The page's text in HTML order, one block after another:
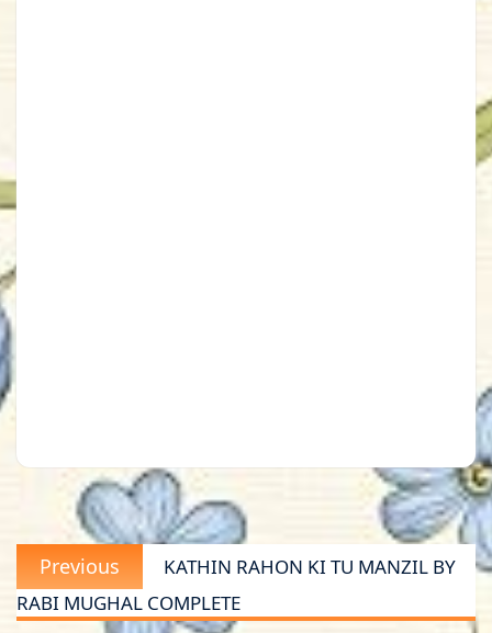
Post
navigation
Previous
Previous
post:
KATHIN RAHON KI TU MANZIL BY
RABI MUGHAL COMPLETE